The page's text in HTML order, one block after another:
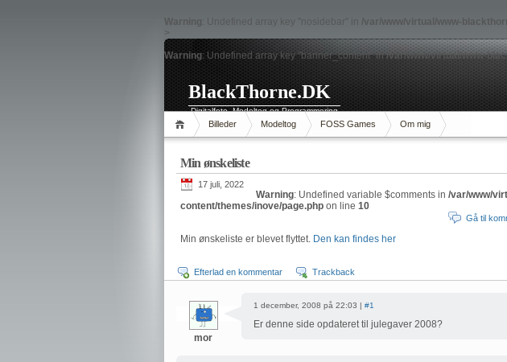
Warning: Undefined array key "nosidebar" in /var/www/virtual/www-
>
Warning: Undefined array key "banner_content" in/var/www/virtual/www-
BlackThorne.DK
Digitalfoto, Modeltog og Programmering
Billeder Modeltog FOSS Games Om mig
Min ønskeliste
17 juli, 2022
Warning: Undefined variable $comments in /var/www/
content/themes/inove/page.php on line 10
Gå til
Min ønskeliste er blevet flyttet. Den kan findes her
Efterlad en kommentar Trackback
mor
1 december, 2008 på 22:03 | #1
Er denne side opdateret til julegaver 2008?